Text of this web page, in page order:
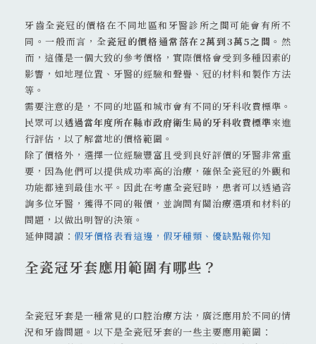
牙齒全瓷冠的價格在不同地區和牙醫診所之間可能會有所不
同。一般而言，全瓷冠的價格通常落在2萬到3萬5之間 。然
而，這僅是一個大致的參考價格，實際價格會受到多種因素的
影響，如地理位置、牙醫的經驗和聲譽、冠的材料和製作方法
等。
需要注意的是，不同的地區和城市會有不同的牙科收費標準。
民眾可以透過當年度所在縣市政府衛生局的牙科收費標準來進
行評估，以了解當地的價格範圍。
除了價格外，選擇一位經驗豐富且受到良好評價的牙醫非常重
要，因為他們可以提供成功率高的治療，確保全瓷冠的外觀和
功能都達到最佳水平。因此在考慮全瓷冠時，患者可以透過咨
詢多位牙醫，獲得不同的報價，並詢問有關治療選項和材料的
問題，以做出明智的決策。
延伸閱讀： 假牙價格表看這邊，假牙種類、優缺點報你知
全瓷冠牙套應用範圍有哪些？
全瓷冠牙套是一種常見的口腔治療方法，廣泛應用於不同的情
況和牙齒問題。以下是全瓷冠牙套的一些主要應用範圍：